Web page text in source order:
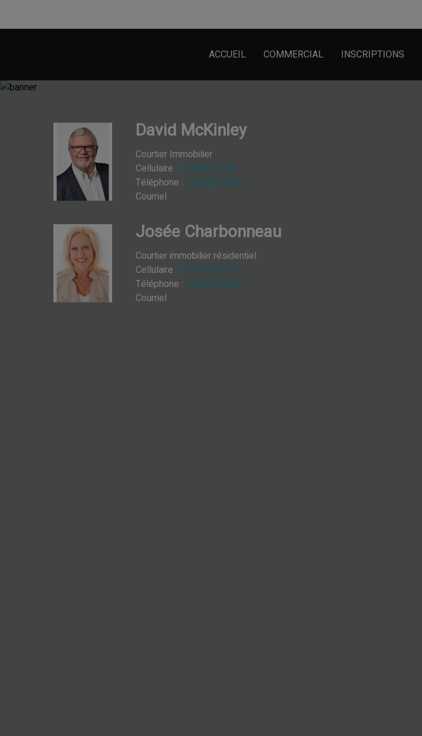
ACCUEIL COMMERCIAL INSCRIPTIONS
David McKinley
Courtier Immobilier
Cellulaire : 514.951.1548
Téléphone : 450.682.4666
Courriel
Josée Charbonneau
Courtier immobilier résidentiel
Cellulaire : 514.971.6516
Téléphone : 450.430.5555
Courriel